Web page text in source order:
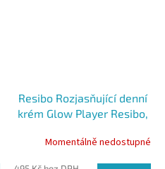
Resibo Rozjasňující denní
krém Glow Player Resibo,
Momentálně nedostupné